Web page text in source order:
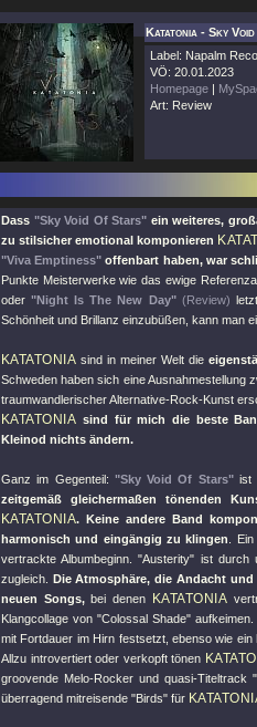
Katatonia - Sky
Label: Napalm
VÖ: 20.01.2023
Homepage |
Art: Review
Dass "Sky Void Of Stars" ein weiteres,
zu stilsicher emotional komponieren
"Viva Emptiness" offenbart haben, war
Punkte Meisterwerke wie das ewige
oder"Night Is The New Day" (Review)
Schönheit und Brillanz einzubüßen, kann man
KATATONIA sind in meiner Welt die
Schweden haben sich eine Ausnahmestellung
traumwandlerischer Alternative-Rock-Kunst
KATATONIA sind für mich die beste
Kleinod nichts ändern.
Ganz im Gegenteil: "Sky Void Of Stars"ist
zeitgemäß gleichermaßen tönenden
KATATONIA. Keine andere Band
harmonisch und eingängig zu klingen
.
vertrackte Albumbeginn."Austerity" ist durch
zugleich. Die Atmosphäre, die Andacht
neuen Songs,bei denen KATATONIA
Klangcollage von "Colossal Shade"aufkeimen.
mit Fortdauer im Hirn festsetzt, ebenso wie
Allzu introvertiert oder verkopft tönen
groovende Melo-Rocker und quasi-Titeltrack
überragend mitreisende "Birds" für